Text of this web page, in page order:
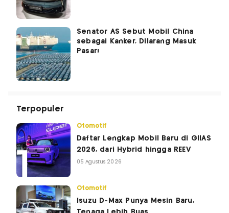
Senator AS Sebut Mobil China
sebagai Kanker, Dilarang Masuk
Pasar!
Terpopuler
Otomotif
Daftar Lengkap Mobil Baru di GIIAS
2026, dari Hybrid hingga REEV
05 Agustus 2026
Otomotif
Isuzu D-Max Punya Mesin Baru,